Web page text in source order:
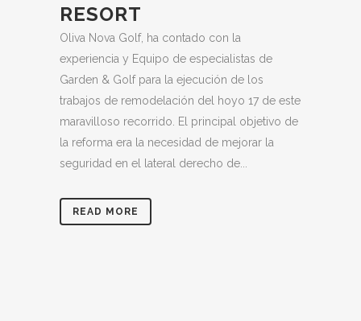
RESORT
Oliva Nova Golf, ha contado con la
experiencia y Equipo de especialistas de
Garden & Golf para la ejecución de los
trabajos de remodelación del hoyo 17 de este
maravilloso recorrido. El principal objetivo de
la reforma era la necesidad de mejorar la
seguridad en el lateral derecho de...
READ MORE